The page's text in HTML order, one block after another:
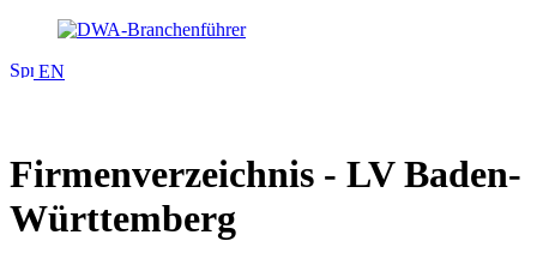
EN
Firmenverzeichnis - LV Baden-
Württemberg